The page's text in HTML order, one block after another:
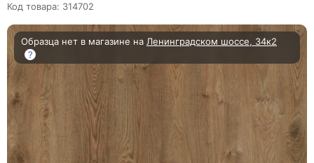
Код товара: 314702
Образца нет в магазине на Ленинградском шоссе, 34к2
?